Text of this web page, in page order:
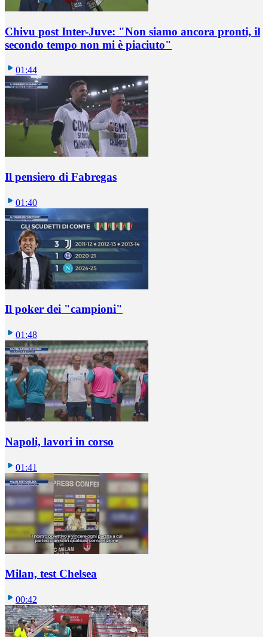
Chivu post Inter-Juve: "Non siamo ancora pronti, il
secondo tempo non mi è piaciuto"
01:44
Il pensiero di Fabregas
01:40
Il poker dei "campioni"
01:48
Napoli, lavori in corso
01:41
Milan, test Chelsea
00:42